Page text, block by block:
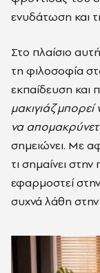
ενυδάτωση και
Στο πλαίσιο
τη φιλοσοφία
εκπαίδευση και
μακιγιάζ μπορεί
να
σημειώνει. Με
τι σημαίνει
εφαρμοστεί στην
συχνά λάθη στην